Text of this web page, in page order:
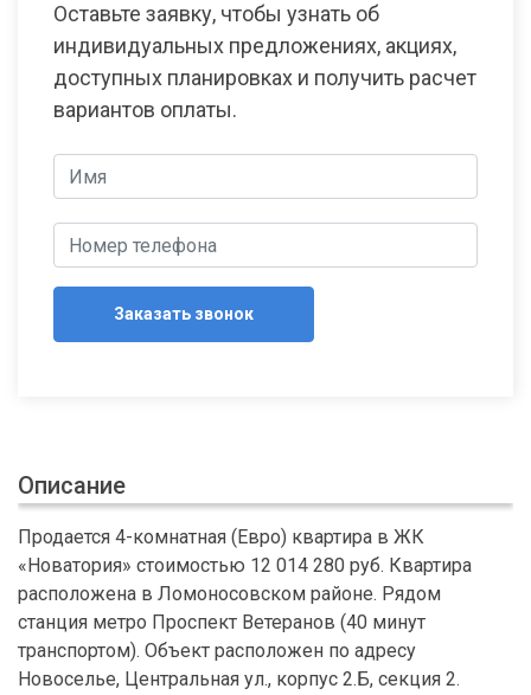
Оставьте заявку, чтобы узнать об
индивидуальных предложениях, акциях,
доступных планировках и получить расчет
вариантов оплаты.
Заказать звонок
Описание
Продается 4-комнатная (Евро) квартира в ЖК
«Новатория» стоимостью 12 014 280 руб. Квартира
расположена в Ломоносовском районе. Рядом
станция метро Проспект Ветеранов (40 минут
транспортом). Объект расположен по адресу
Новоселье, Центральная ул., корпус 2.Б, секция 2.